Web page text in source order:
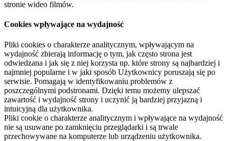
stronie wideo filmów.
Cookies wpływające na wydajność
Pliki cookies o charakterze analitycznym, wpływającym na
wydajność zbierają informację o tym, jak często strona jest
odwiedzana i jak się z niej korzysta np. które strony są najbardziej i
najmniej popularne i w jaki sposób Użytkownicy poruszają się po
serwisie. Pomagają w identyfikowaniu problemów z
poszczególnymi podstronami. Dzięki temu możemy ulepszać
zawartość i wydajność strony i uczynić ją bardziej przyjazną i
intuicyjną dla użytkownika.
Pliki cookie o charakterze analitycznym i wpływające na wydajność
nie są usuwane po zamknięciu przeglądarki i są trwale
przechowywane na komputerze lub urządzeniu użytkownika.